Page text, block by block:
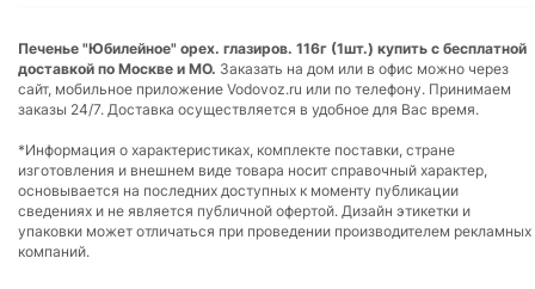
Печенье "Юбилейное" орех. глазиров. 116г (1шт.) купить с бесплатной
доставкой по Москве и МО. Заказать на дом или в офис можно через
сайт, мобильное приложение Vodovoz.ru или по телефону. Принимаем
заказы 24/7. Доставка осуществляется в удобное для Вас время.
*Информация о характеристиках, комплекте поставки, стране
изготовления и внешнем виде товара носит справочный характер,
основывается на последних доступных к моменту публикации
сведениях и не является публичной офертой. Дизайн этикетки и
упаковки может отличаться при проведении производителем рекламных
компаний.